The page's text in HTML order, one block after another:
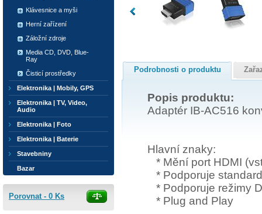
Podrobnosti o produktu
Popis produktu:
Adaptér IB-AC516
Hlavní znaky:
* Mění port HDMI
* Podporuje
* Podporuje režimy
* Plug and Play
Klávesnice a myši
Herní zařízení
Záložní zdroje
Media CD, DVD, Blue-
Ray
Čisticí prostředky
Elektronika | Mobily, GPS
Elektronika | TV, Video,
Audio
Elektronika | Foto
Elektronika | Baterie
Stavebniny
Bazar
Porovnat - 0 Ks